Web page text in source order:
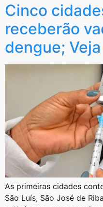
Cinco
receberão
dengue;
As primeiras cidades
São Luís, São José de